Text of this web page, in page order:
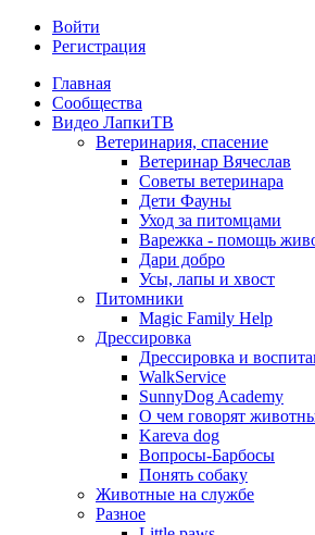
Войти
Регистрация
Главная
Сообщества
Видео ЛапкиТВ
Ветеринария, спасение
Ветеринар Вячеслав
Советы ветеринара
Дети Фауны
Уход за питомцами
Варежка - помощь
Дари добро
Усы, лапы и хвост
Питомники
Magic Family Help
Дрессировка
Дрессировка и
WalkService
SunnyDog Academy
О чем говорят
Kareva dog
Вопросы-Барбосы
Понять собаку
Животные на службе
Разное